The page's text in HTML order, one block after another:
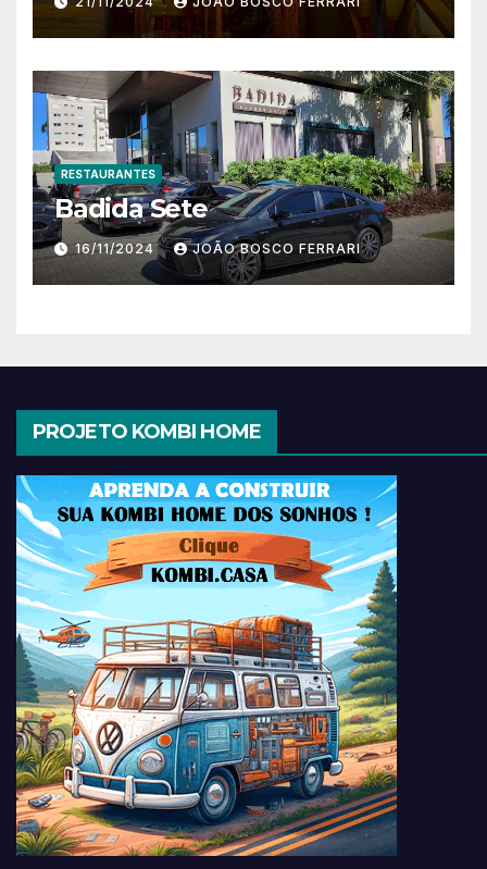
RESTAURANTES
Badida Sete
16/11/2024 JOÃO BOSCO FERRARI
PROJETO KOMBI HOME